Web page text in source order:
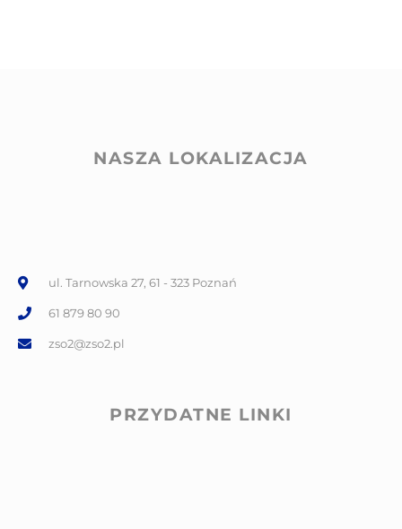
NASZA LOKALIZACJA
ul. Tarnowska 27, 61 - 323 Poznań
61 879 80 90
zso2@zso2.pl
PRZYDATNE LINKI